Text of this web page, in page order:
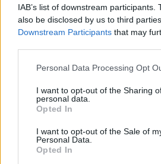
IAB’s list of downstream participants.
also be disclosed by us to third
Downstream Participants that may
Please note that this website/app
not limited to your visit or usage
grant or deny consent to Google and
use your data for below specified
consent section.
Personal Data Processing Opt
I want to opt-out of the Sharing
personal data.
Opted In
I want to opt-out of the Sale of
Personal Data.
Opted In
17 Luglio 2025 - 18:29Redazione
Roma lancia un messaggio
23,…
Leggi l’articolo →
ULTIME NOTIZIE